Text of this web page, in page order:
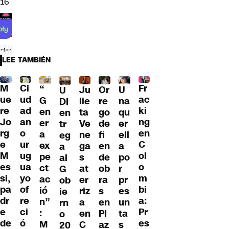
LEE TAMBIÉN
M
ue
re
Jo
rg
e
M
es
si,
pa
dr
e
de
Ci
ud
ad
an
o
ur
ug
ua
yo
of
re
ci
ó
“
G
en
er
a
ex
pe
ct
ac
ió
n”
:
M
U
DI
en
tr
eg
a
al
G
ob
ie
rn
o
20
Ju
lie
ta
Ve
ne
ga
s
at
er
riz
a
en
C
Or
re
go
de
fi
en
de
ob
ra
s
en
Pl
az
U
na
qu
er
ell
a
po
r
pr
es
un
ta
s
Fr
ac
ki
ng
en
C
ol
o
m
bi
a:
Pr
es